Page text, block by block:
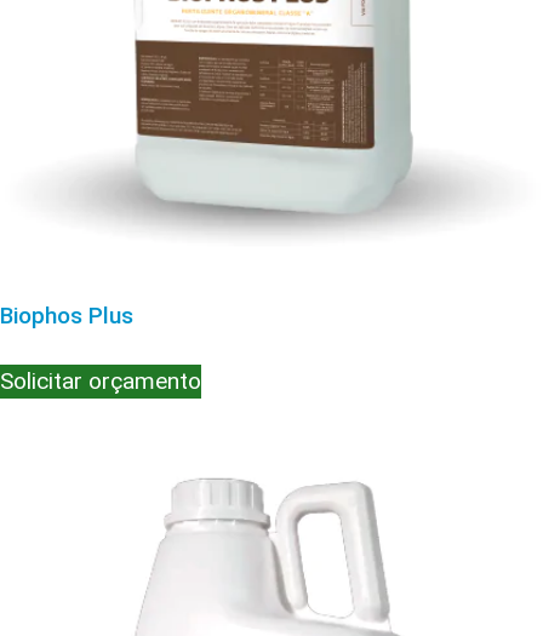
Biophos Plus
Solicitar orçamento